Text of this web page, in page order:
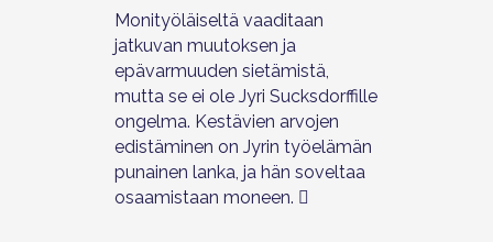
Monityöläiseltä vaaditaan
jatkuvan muutoksen ja
epävarmuuden sietämistä,
mutta se ei ole Jyri Sucksdorffille
ongelma. Kestävien arvojen
edistäminen on Jyrin työelämän
punainen lanka, ja hän soveltaa
osaamistaan moneen.